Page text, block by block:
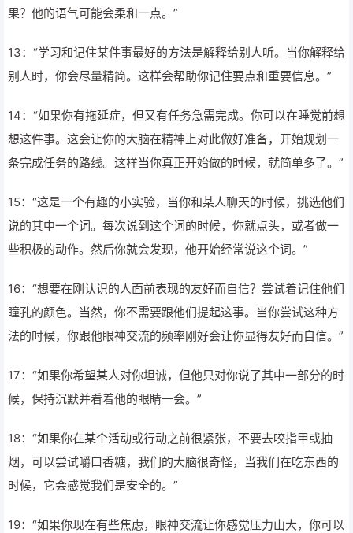
果？他的语气可能会柔和一点。”
13：“学习和记住某件事最好的方法是解释给别人听。当你解释给
别人时，你会尽量精简。这样会帮助你记住要点和重要信息。”
14：“如果你有拖延症，但又有任务急需完成。你可以在睡觉前想
想这件事。这会让你的大脑在精神上对此做好准备，开始规划一
条完成任务的路线。这样当你真正开始做的时候，就简单多了。”
15：“这是一个有趣的小实验，当你和某人聊天的时候，挑选他们
说的其中一个词。每次说到这个词的时候，你就点头，或者做一
些积极的动作。然后你就会发现，他开始经常说这个词。”
16：“想要在刚认识的人面前表现的友好而自信？尝试着记住他们
瞳孔的颜色。当然，你不需要跟他们提起这事。当你尝试这种方
法的时候，你跟他眼神交流的频率刚好会让你显得友好而自信。”
17：“如果你希望某人对你坦诚，但他只对你说了其中一部分的时
候，保持沉默并看着他的眼睛一会。”
18：“如果你在某个活动或行动之前很紧张，不要去咬指甲或抽
烟，可以尝试嚼口香糖，我们的大脑很奇怪，当我们在吃东西的
时候，它会感觉我们是安全的。”
19：“如果你现在有些焦虑，眼神交流让你感觉压力山大，你可以